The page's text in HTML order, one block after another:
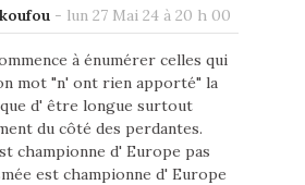
- lun 27 Mai 24 à 20 h 00
à énumérer celles qui
mot "n' ont rien apporté" la
d' être longue surtout
du côté des perdantes.
championne d' Europe pas
est championne d' Europe